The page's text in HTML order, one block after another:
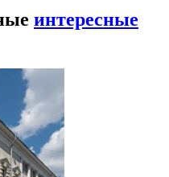
интересные